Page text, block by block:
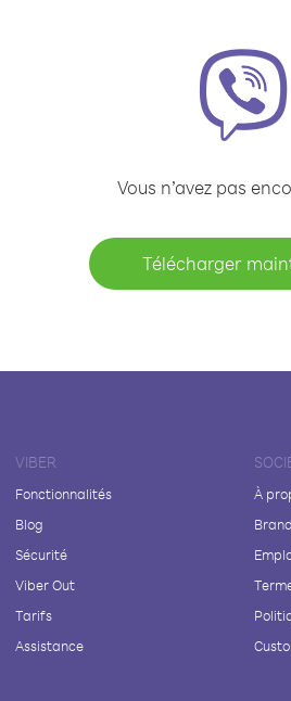
Vous n’avez pas
Télécharger
VIBER
Fonctionnalités
Blog
Sécurité
Viber Out
Tarifs
Assistance
À